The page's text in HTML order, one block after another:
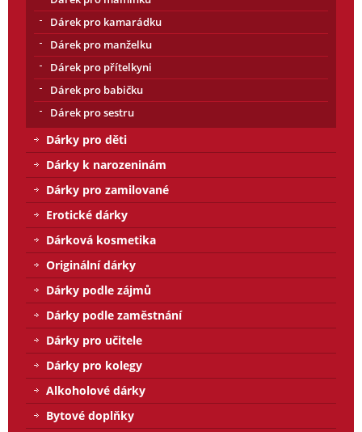
Dárek pro kamarádku
Dárek pro manželku
Dárek pro přítelkyni
Dárek pro babičku
Dárek pro sestru
Dárky pro děti
Dárky k narozeninám
Dárky pro zamilované
Erotické dárky
Dárková kosmetika
Originální dárky
Dárky podle zájmů
Dárky podle zaměstnání
Dárky pro učitele
Dárky pro kolegy
Alkoholové dárky
Bytové doplňky